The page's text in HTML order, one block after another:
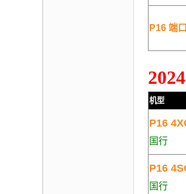
P16 端口
2024
机型
P16
国行
P16
国行